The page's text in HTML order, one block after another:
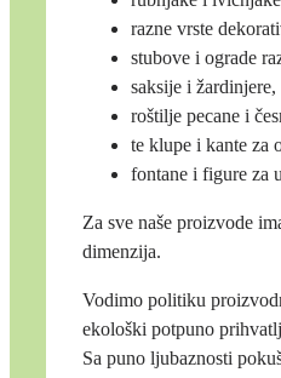
razne vrste
stubove i ograde
saksije i žardinjere,
roštilje pecane i
te klupe i kante za
fontane i figure za
Za sve naše proizvode
dimenzija.
Vodimo politiku
ekološki potpuno
Sa puno ljubaznosti